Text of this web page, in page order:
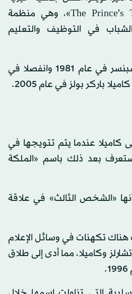
للشباب تسمى «The Prince's Trust»، وهي منظمة
في التوظيف والتعليم
تزوج تشارلز من ديانا سبنسر في عام 1981 وانفصلا في
كاميلا عندما يتم تتويجها في
بعد ذلك باسم «الملكة
«الشخص الثالث» في علاقة
تكهنات في وسائل الإعلام
وكاميلا، مما أدى إلى طلاق